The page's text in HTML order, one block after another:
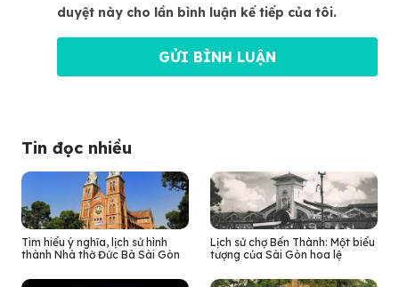
duyệt này cho lần bình luận kế tiếp của tôi.
Tin đọc nhiều
Tìm hiểu ý nghĩa, lịch sử hình
thành Nhà thờ Đức Bà Sài Gòn
Lịch sử chợ Bến Thành: Một biểu
tượng của Sài Gòn hoa lệ